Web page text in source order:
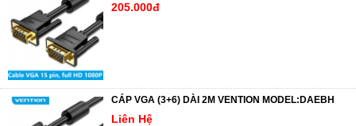
205.000đ
CÁP VGA (3+6) DÀI 2M VENTION MODEL:DAEBH
Liên Hệ